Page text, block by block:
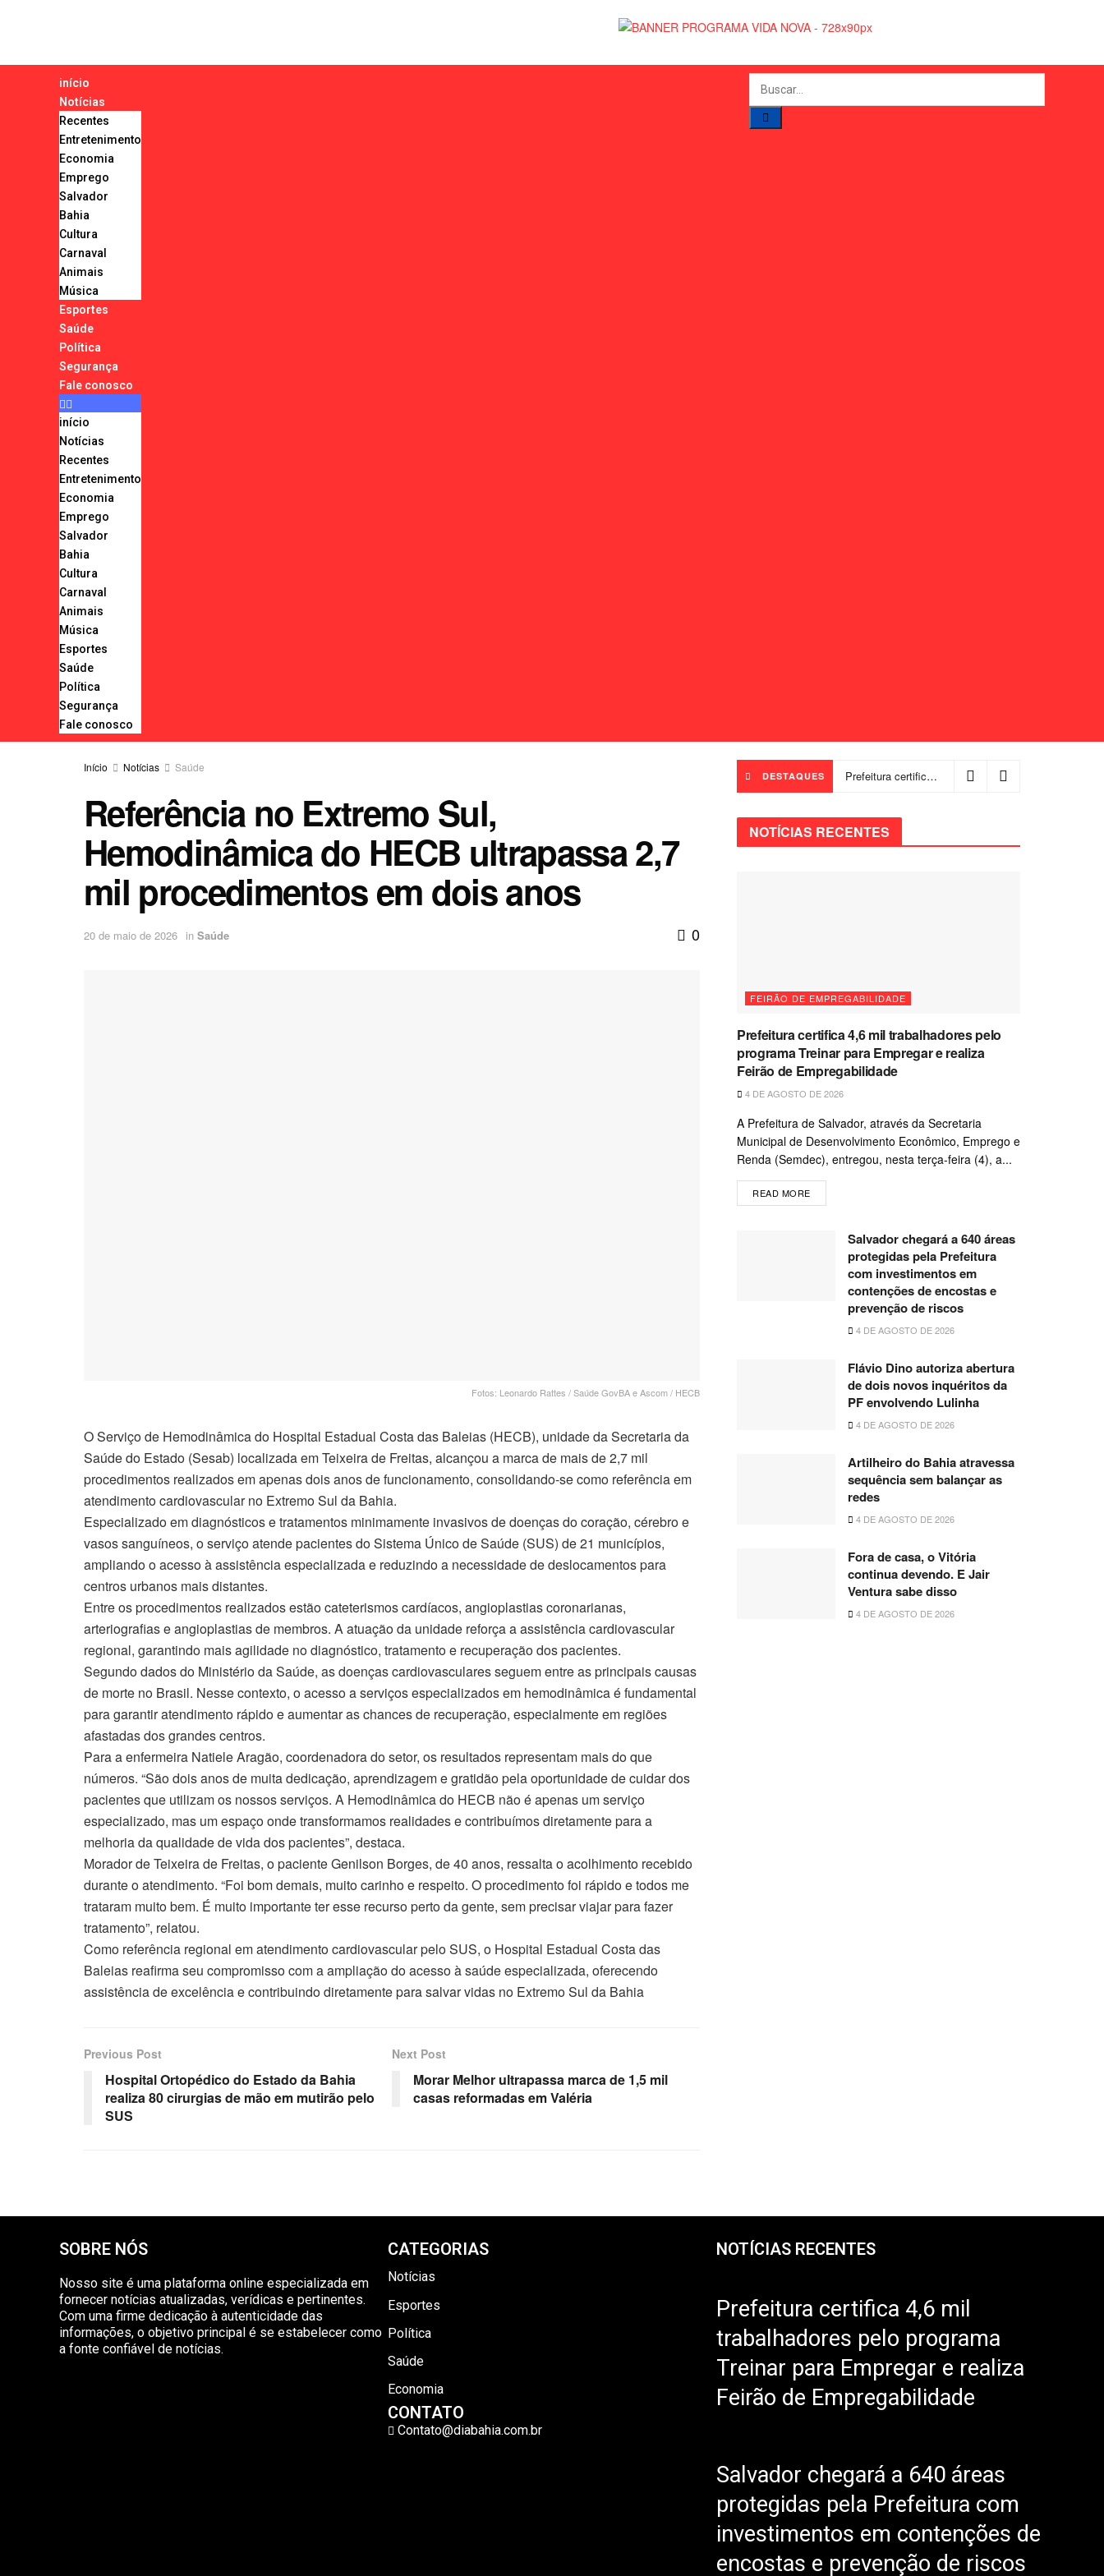
início
Notícias
Recentes
Entretenimento
Economia
Emprego
Salvador
Bahia
Cultura
Carnaval
Animais
Música
Esportes
Saúde
Política
Segurança
Fale conosco
início
Notícias
Recentes
Entretenimento
Economia
Emprego
Salvador
Bahia
Cultura
Carnaval
Animais
Música
Esportes
Saúde
Política
Segurança
Fale conosco
Início Notícias Saúde
Referência no Extremo Sul,
Hemodinâmica do HECB ultrapassa 2,7
mil procedimentos em dois anos
20 de maio de 2026 in Saúde 0
Fotos: Leonardo Rattes / Saúde GovBA e Ascom / HECB
O Serviço de Hemodinâmica do Hospital Estadual Costa das Baleias (HECB), unidade da Secretaria da
Saúde do Estado (Sesab) localizada em Teixeira de Freitas, alcançou a marca de mais de 2,7 mil
procedimentos realizados em apenas dois anos de funcionamento, consolidando-se como referência em
atendimento cardiovascular no Extremo Sul da Bahia.
Especializado em diagnósticos e tratamentos minimamente invasivos de doenças do coração, cérebro e
vasos sanguíneos, o serviço atende pacientes do Sistema Único de Saúde (SUS) de 21 municípios,
ampliando o acesso à assistência especializada e reduzindo a necessidade de deslocamentos para
centros urbanos mais distantes.
Entre os procedimentos realizados estão cateterismos cardíacos, angioplastias coronarianas,
arteriografias e angioplastias de membros. A atuação da unidade reforça a assistência cardiovascular
regional, garantindo mais agilidade no diagnóstico, tratamento e recuperação dos pacientes.
Segundo dados do Ministério da Saúde, as doenças cardiovasculares seguem entre as principais causas
de morte no Brasil. Nesse contexto, o acesso a serviços especializados em hemodinâmica é fundamental
para garantir atendimento rápido e aumentar as chances de recuperação, especialmente em regiões
afastadas dos grandes centros.
Para a enfermeira Natiele Aragão, coordenadora do setor, os resultados representam mais do que
números. “São dois anos de muita dedicação, aprendizagem e gratidão pela oportunidade de cuidar dos
pacientes que utilizam os nossos serviços. A Hemodinâmica do HECB não é apenas um serviço
especializado, mas um espaço onde transformamos realidades e contribuímos diretamente para a
melhoria da qualidade de vida dos pacientes”, destaca.
Morador de Teixeira de Freitas, o paciente Genilson Borges, de 40 anos, ressalta o acolhimento recebido
durante o atendimento. “Foi bom demais, muito carinho e respeito. O procedimento foi rápido e todos me
trataram muito bem. É muito importante ter esse recurso perto da gente, sem precisar viajar para fazer
tratamento”, relatou.
Como referência regional em atendimento cardiovascular pelo SUS, o Hospital Estadual Costa das
Baleias reafirma seu compromisso com a ampliação do acesso à saúde especializada, oferecendo
assistência de excelência e contribuindo diretamente para salvar vidas no Extremo Sul da Bahia
Previous Post
Hospital Ortopédico do Estado da Bahia
realiza 80 cirurgias de mão em mutirão pelo
SUS
Next Post
Morar Melhor ultrapassa marca de 1,5 mil
casas reformadas em Valéria
DESTAQUES Prefeitura certifica 4,6 mil trabalhadores pelo programa Treinar para Empregar e realiza Feirão de Empregabilidade
NOTÍCIAS RECENTES
FEIRÃO DE EMPREGABILIDADE
Prefeitura certifica 4,6 mil trabalhadores pelo
programa Treinar para Empregar e realiza
Feirão de Empregabilidade
4 DE AGOSTO DE 2026
A Prefeitura de Salvador, através da Secretaria
Municipal de Desenvolvimento Econômico, Emprego e
Renda (Semdec), entregou, nesta terça-feira (4), a...
READ MORE
Salvador chegará a 640 áreas
protegidas pela Prefeitura
com investimentos em
contenções de encostas e
prevenção de riscos
4 DE AGOSTO DE 2026
Flávio Dino autoriza abertura
de dois novos inquéritos da
PF envolvendo Lulinha
4 DE AGOSTO DE 2026
Artilheiro do Bahia atravessa
sequência sem balançar as
redes
4 DE AGOSTO DE 2026
Fora de casa, o Vitória
continua devendo. E Jair
Ventura sabe disso
4 DE AGOSTO DE 2026
SOBRE NÓS
Nosso site é uma plataforma online especializada em
fornecer notícias atualizadas, verídicas e pertinentes.
Com uma firme dedicação à autenticidade das
informações, o objetivo principal é se estabelecer como
a fonte confiável de notícias.
CATEGORIAS
Notícias
Esportes
Política
Saúde
Economia
CONTATO
Contato@diabahia.com.br
NOTÍCIAS RECENTES
Prefeitura certifica 4,6 mil
trabalhadores pelo programa
Treinar para Empregar e realiza
Feirão de Empregabilidade
Salvador chegará a 640 áreas
protegidas pela Prefeitura com
investimentos em contenções de
encostas e prevenção de riscos